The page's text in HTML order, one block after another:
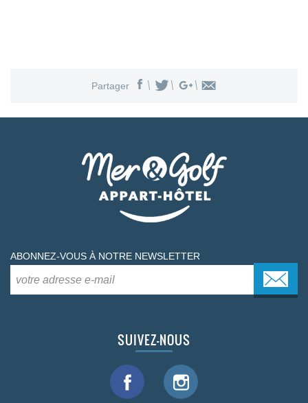
Partager
ABONNEZ-VOUS À NOTRE NEWSLETTER
SUIVEZ-NOUS